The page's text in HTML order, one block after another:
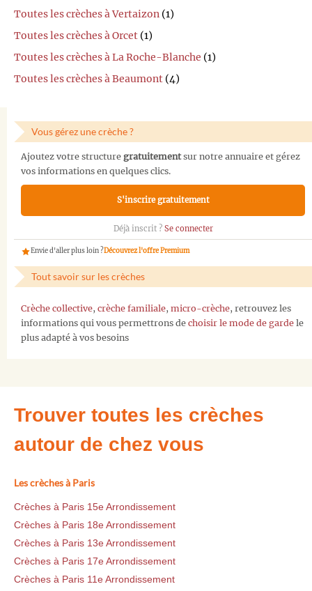
Toutes les crèches à Vertaizon (1)
Toutes les crèches à Orcet (1)
Toutes les crèches à La Roche-Blanche (1)
Toutes les crèches à Beaumont (4)
Vous gérez une crèche ?
Ajoutez votre structure gratuitementsur notre annuaire et gérez
vos informations en quelques clics.
S'inscrire gratuitement
Déjà inscrit ? Se connecter
Envie d'aller plus loin ?Découvrez l'offre Premium
Tout savoir sur les crèches
Crèche collective, crèche familiale, micro-crèche, retrouvez les
informations qui vous permettrons de choisir le mode de garde le
plus adapté à vos besoins
Trouver toutes les crèches
autour de chez vous
Les crèches à Paris
Crèches à Paris 15e Arrondissement
Crèches à Paris 18e Arrondissement
Crèches à Paris 13e Arrondissement
Crèches à Paris 17e Arrondissement
Crèches à Paris 11e Arrondissement